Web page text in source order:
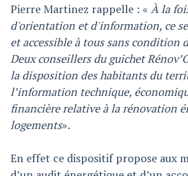
Pierre Martinez rappelle : « À la
d'orientation et d'information, ce
et accessible à tous sans condition
Deux conseillers du guichet
la disposition des habitants du
l’information technique,
financière relative à la rénovation
logements».
En effet ce dispositif propose aux